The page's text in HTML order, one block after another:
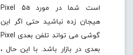
است شما در مورد Pixel 5a
هیجان زده نباشید حتی اگر این
گوشی می تواند تلفن بعدی Pixel
بعدی در بازار باشد. با این حال ،